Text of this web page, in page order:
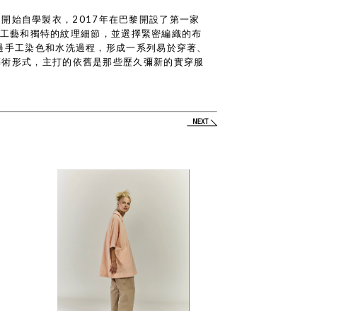
始自學製衣，2017年在巴黎開設了第一家
藝和獨特的紋理細節，並選擇緊密編織的布
工染色和水洗過程，形成一系列易於穿著、
形式，主打的依舊是那些歷久彌新的實穿服